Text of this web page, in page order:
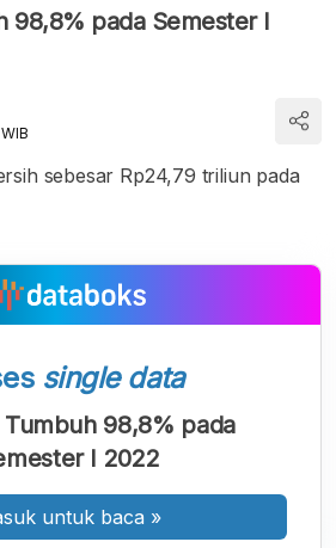
98,8% pada Semester I
sebesar Rp24,79 triliun pada
single data
Tumbuh 98,8% pada
I 2022
untuk baca »